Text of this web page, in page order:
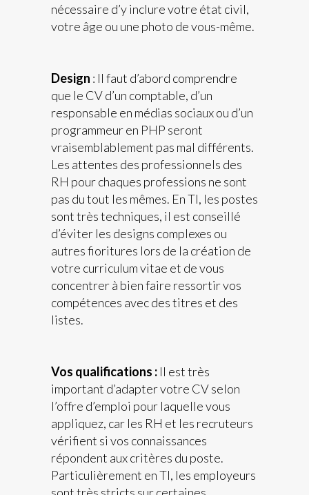
nécessaire d’y inclure votre état civil,
votre âge ou une photo de vous-même.
Design : Il faut d’abord comprendre
que le CV d’un comptable, d’un
responsable en médias sociaux ou d’un
programmeur en PHP seront
vraisemblablement pas mal différents.
Les attentes des professionnels des
RH pour chaques professions ne sont
pas du tout les mêmes. En TI, les postes
sont très techniques, il est conseillé
d’éviter les designs complexes ou
autres fioritures lors de la création de
votre curriculum vitae et de vous
concentrer à bien faire ressortir vos
compétences avec des titres et des
listes.
Vos qualifications : Il est très
important d’adapter votre CV selon
l’offre d’emploi pour laquelle vous
appliquez, car les RH et les recruteurs
vérifient si vos connaissances
répondent aux critères du poste.
Particulièrement en TI, les employeurs